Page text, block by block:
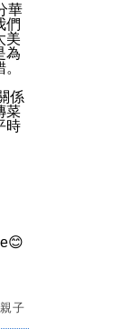
華
們
美
為
係
菜
時
親子